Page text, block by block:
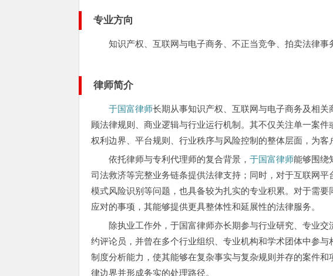
专业方向
知识产权、互联网与电子商务、不正当竞争、拍卖法律事
律师简介
于国富律师长期从事知识产权、互联网与电子商务及相
顾法律规则、商业逻辑与行业运行机制。其不仅关注单一案件
权利边界、平台规则、行业秩序与风险控制的整体层面，为客
依托律师与专利代理师的复合背景，于国富律师能够围绕
司法救济等完整业务链条提供法律支持；同时，对于互联网
模式风险识别等问题，也具备较为扎实的专业积累。对于需
应对的事项，其能够提供更具整体性和延展性的法律服务。
除执业工作外，于国富律师亦长期参与行业研究、专业
约评论员，并曾在多个行业组织、专业机构和学术团体中参
制度分析能力，使其能够在复杂事实与复杂规则并存的案件
律边界并形成务实的处理路径。